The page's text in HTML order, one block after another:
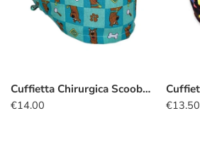
Cuffietta Chirurgica Scooby-Doo turchese
€14.00
€13.50